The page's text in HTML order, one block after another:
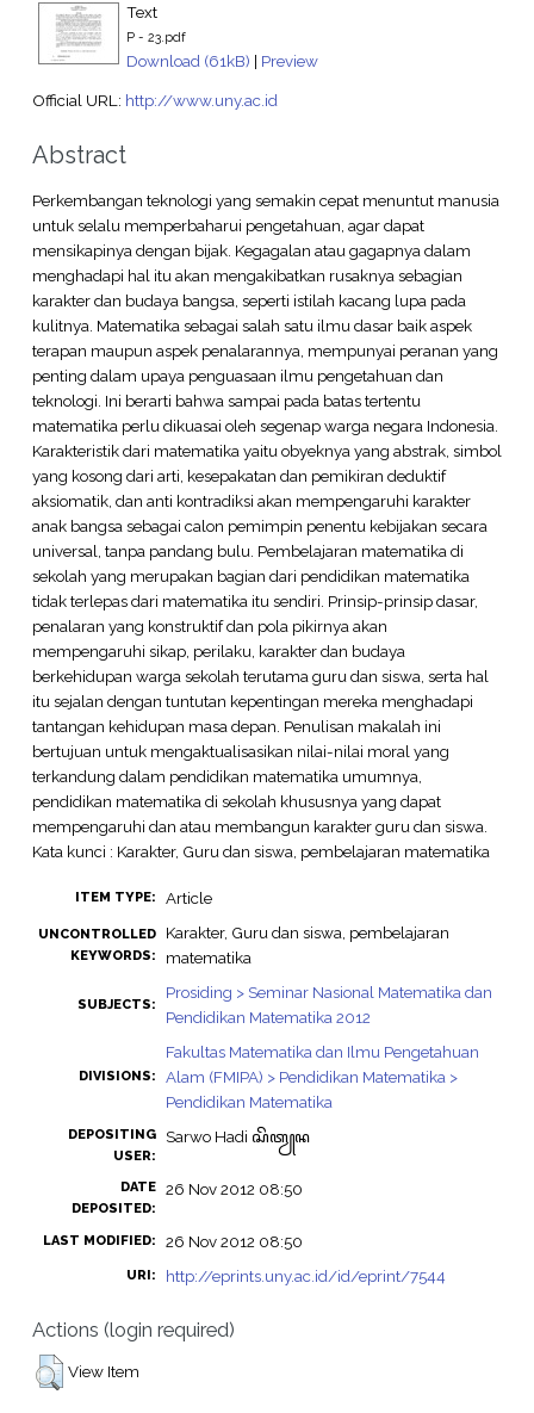
Text
P - 23.pdf
Download (61kB) | Preview
Official URL: http://www.uny.ac.id
Abstract
Perkembangan teknologi yang semakin cepat menuntut manusia
untuk selalu memperbaharui pengetahuan, agar dapat
mensikapinya dengan bijak. Kegagalan atau gagapnya dalam
menghadapi hal itu akan mengakibatkan rusaknya sebagian
karakter dan budaya bangsa, seperti istilah kacang lupa pada
kulitnya. Matematika sebagai salah satu ilmu dasar baik aspek
terapan maupun aspek penalarannya, mempunyai peranan yang
penting dalam upaya penguasaan ilmu pengetahuan dan
teknologi. Ini berarti bahwa sampai pada batas tertentu
matematika perlu dikuasai oleh segenap warga negara Indonesia.
Karakteristik dari matematika yaitu obyeknya yang abstrak, simbol
yang kosong dari arti, kesepakatan dan pemikiran deduktif
aksiomatik, dan anti kontradiksi akan mempengaruhi karakter
anak bangsa sebagai calon pemimpin penentu kebijakan secara
universal, tanpa pandang bulu. Pembelajaran matematika di
sekolah yang merupakan bagian dari pendidikan matematika
tidak terlepas dari matematika itu sendiri. Prinsip-prinsip dasar,
penalaran yang konstruktif dan pola pikirnya akan
mempengaruhi sikap, perilaku, karakter dan budaya
berkehidupan warga sekolah terutama guru dan siswa, serta hal
itu sejalan dengan tuntutan kepentingan mereka menghadapi
tantangan kehidupan masa depan. Penulisan makalah ini
bertujuan untuk mengaktualisasikan nilai-nilai moral yang
terkandung dalam pendidikan matematika umumnya,
pendidikan matematika di sekolah khususnya yang dapat
mempengaruhi dan atau membangun karakter guru dan siswa.
Kata kunci : Karakter, Guru dan siswa, pembelajaran matematika
ITEM TYPE: Article
UNCONTROLLED
KEYWORDS:
Karakter, Guru dan siswa, pembelajaran
matematika
SUBJECTS:
Prosiding > Seminar Nasional Matematika dan
Pendidikan Matematika 2012
DIVISIONS:
Fakultas Matematika dan Ilmu Pengetahuan
Alam (FMIPA) > Pendidikan Matematika >
Pendidikan Matematika
DEPOSITING
USER:
Sarwo Hadi ꦱꦼꦠꦾꦤ
DATE
DEPOSITED:
26 Nov 2012 08:50
LAST MODIFIED: 26 Nov 2012 08:50
URI: http://eprints.uny.ac.id/id/eprint/7544
Actions (login required)
View Item